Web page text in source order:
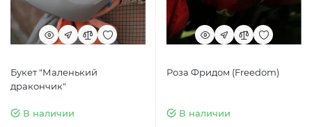
Букет "Маленький
дракончик"
В наличии
Роза Фридом (Freedom)
В наличии